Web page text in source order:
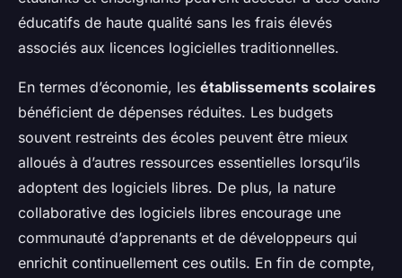
éducatifs de haute qualité sans les frais élevés
associés aux licences logicielles traditionnelles.
En termes d’économie, les établissements scolaires
bénéficient de dépenses réduites. Les budgets
souvent restreints des écoles peuvent être mieux
alloués à d’autres ressources essentielles lorsqu’ils
adoptent des logiciels libres. De plus, la nature
collaborative des logiciels libres encourage une
communauté d’apprenants et de développeurs qui
enrichit continuellement ces outils. En fin de compte,